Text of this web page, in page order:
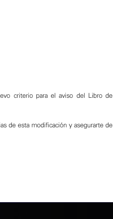
criterio para el aviso del Libro de
de esta modificación y asegurarte de